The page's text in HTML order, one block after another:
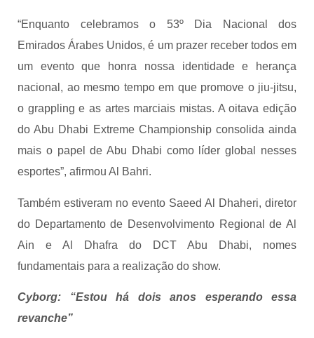
“Enquanto celebramos o 53º Dia Nacional dos
Emirados Árabes Unidos, é um prazer receber todos em
um evento que honra nossa identidade e herança
nacional, ao mesmo tempo em que promove o jiu-jitsu,
o grappling e as artes marciais mistas. A oitava edição
do Abu Dhabi Extreme Championship consolida ainda
mais o papel de Abu Dhabi como líder global nesses
esportes”, afirmou Al Bahri.
Também estiveram no evento Saeed Al Dhaheri, diretor
do Departamento de Desenvolvimento Regional de Al
Ain e Al Dhafra do DCT Abu Dhabi, nomes
fundamentais para a realização do show.
Cyborg: “Estou há dois anos esperando essa
revanche”